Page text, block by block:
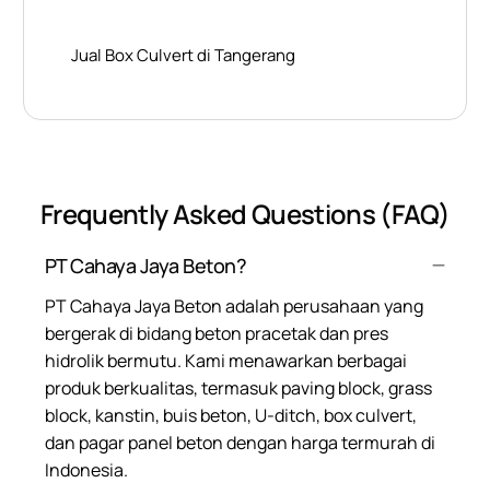
Jual Box Culvert di Tangerang
Frequently Asked Questions (FAQ)
PT Cahaya Jaya Beton?
PT Cahaya Jaya Beton adalah perusahaan yang
bergerak di bidang beton pracetak dan pres
hidrolik bermutu. Kami menawarkan berbagai
produk berkualitas, termasuk paving block, grass
block, kanstin, buis beton, U-ditch, box culvert,
dan pagar panel beton dengan harga termurah di
Indonesia.